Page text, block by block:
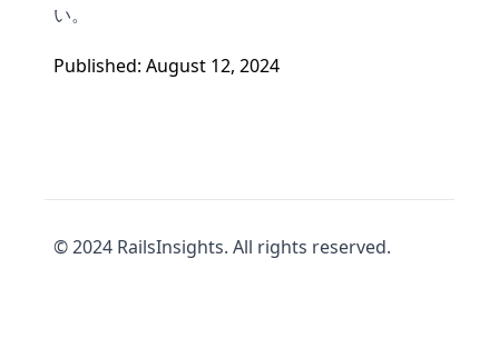
い。
Published: August 12, 2024
© 2024 RailsInsights. All rights reserved.